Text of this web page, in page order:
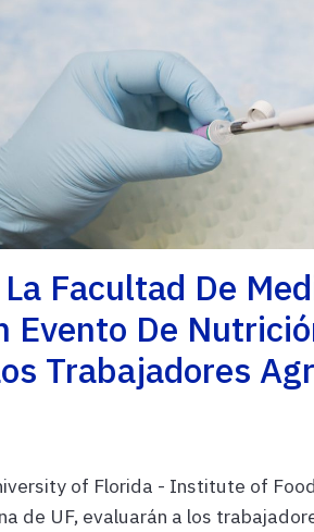
Facultad De
Evento De
Trabajadores
of Florida - Institute of
de UF, evaluarán a los